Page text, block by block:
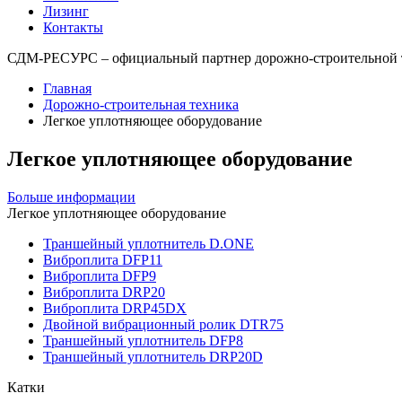
Лизинг
Контакты
СДМ-РЕСУРС – официальный партнер дорожно-строительной
Главная
Дорожно-строительная техника
Легкое уплотняющее оборудование
Легкое уплотняющее оборудование
Больше информации
Легкое уплотняющее оборудование
Траншейный уплотнитель D.ONE
Виброплита DFP11
Виброплита DFP9
Виброплита DRP20
Виброплита DRP45DX
Двойной вибрационный ролик DTR75
Траншейный уплотнитель DFP8
Траншейный уплотнитель DRP20D
Катки